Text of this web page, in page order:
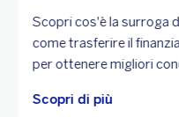
Scopri cos'è la surroga
come trasferire il
per ottenere migliori
Scopri di più